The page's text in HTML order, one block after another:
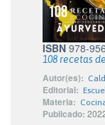
ISBN 978-
108 recetas
Autor(es):
Editorial:
Materia:
Publicado: